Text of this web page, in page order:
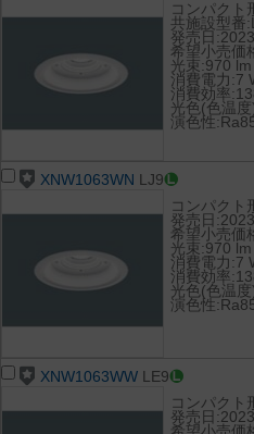
コンパクト
共施設型番
発売日
希望小売価
光束:970 lm
消費電力:7
消費効率
光色(色温度
演色性
XNW1063WN LJ9
コンパクト
発売日
希望小売価
光束:970 lm
消費電力:7
消費効率
光色(色温度
演色性
XNW1063WW LE9
コンパクト
発売日